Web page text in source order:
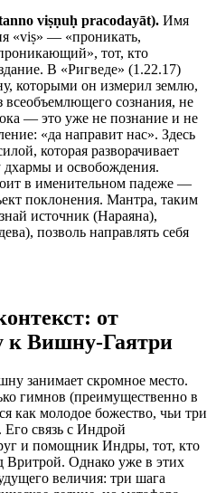
viṣṇuḥ pracodayāt). Имя
«viṣ» — «проникать,
тот, кто
В «Ригведе» (1.22.17)
которыми он измерил землю,
всеобъемлющего сознания, не
— это уже не познание и не
«да направит нас». Здесь
которая разворачивает
дхармы и освобождения.
в именительном падеже —
поклонения. Мантра, таким
источник (Нараяна),
позволь направлять себя
от
к Вишну-Гаятри
занимает скромное место.
гимнов (преимущественно в
как молодое божество, чьи три
связь с Индрой
и помощник Индры, тот, кто
Вритрой. Однако уже в этих
величия: три шага